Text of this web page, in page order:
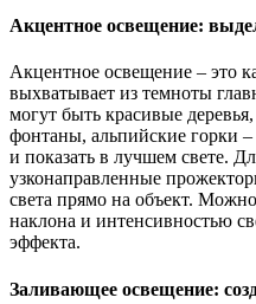
Акцентное освещение:
Акцентное освещение – это
выхватывает из темноты
могут быть красивые
фонтаны, альпийские горки
и показать в лучшем свете.
узконаправленные
света прямо на объект.
наклона и интенсивностью
эффекта.
Заливающее освещение: